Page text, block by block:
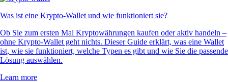
Was ist eine Krypto-Wallet und wie funktioniert sie?
Ob Sie zum ersten Mal Kryptowährungen kaufen oder aktiv handeln –
ohne Krypto-Wallet geht nichts. Dieser Guide erklärt, was eine Wallet
ist, wie sie funktioniert, welche Typen es gibt und wie Sie die passende
Lösung auswählen.
Learn more